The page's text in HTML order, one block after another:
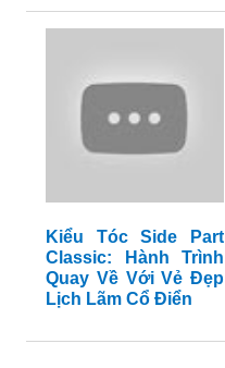
Kiểu Tóc Side Part
Classic: Hành Trình
Quay Về Với Vẻ Đẹp
Lịch Lãm Cổ Điển